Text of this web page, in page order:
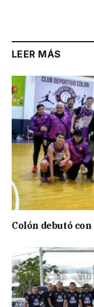
LEER MÁS
Colón debutó